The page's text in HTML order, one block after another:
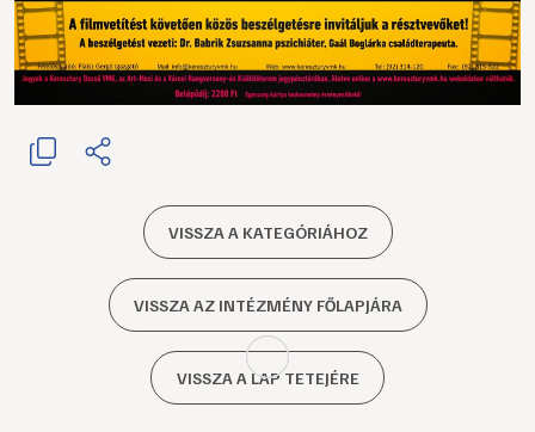
VISSZA A KATEGÓRIÁHOZ
VISSZA AZ INTÉZMÉNY FŐLAPJÁRA
VISSZA A LAP TETEJÉRE